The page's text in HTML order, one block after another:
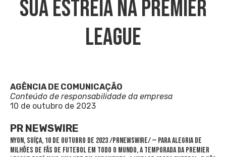
SUA ESTREIA NA PREMIER
LEAGUE
AGÊNCIA DE COMUNICAÇÃO
Conteúdo de responsabilidade da empresa
10 de outubro de 2023
PR NEWSWIRE
NYON, Suíça, 10 de outubro de 2023/PRNewswire/ — Para alegria de
milhões de fãs de futebol em todo o mundo, a temporada da Premier